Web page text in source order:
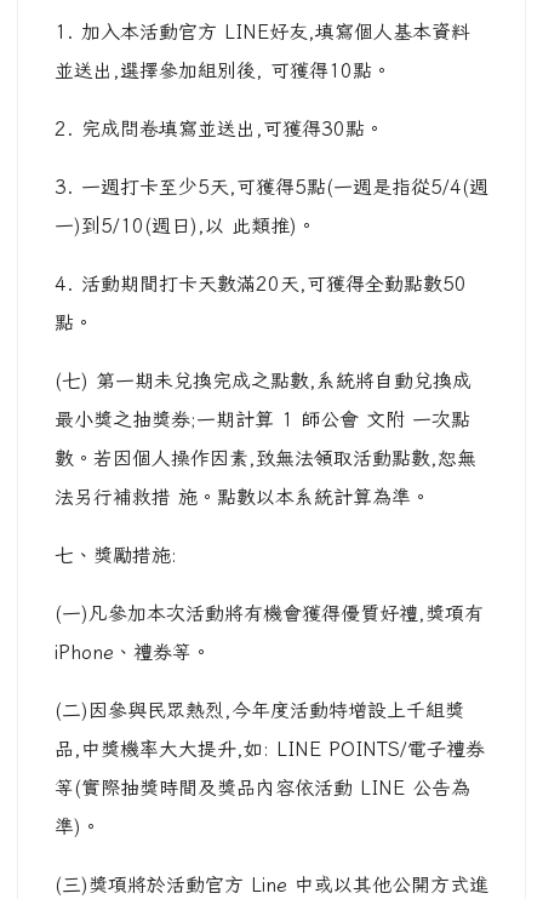
1. 加入本活動官方 LINE好友,填寫個人基本資料
並送出,選擇參加組別後, 可獲得10點。
2. 完成問卷填寫並送出,可獲得30點。
3. 一週打卡至少5天,可獲得5點(一週是指從5/4(週
一)到5/10(週日),以 此類推)。
4. 活動期間打卡天數滿20天,可獲得全勤點數50
點。
(七) 第一期未兌換完成之點數,系統將自動兌換成
最小獎之抽獎券;一期計算 1 師公會 文附 一次點
數。若因個人操作因素,致無法領取活動點數,恕無
法另行補救措 施。點數以本系統計算為準。
七、獎勵措施:
(一)凡參加本次活動將有機會獲得優質好禮,獎項有
iPhone、禮券等。
(二)因參與民眾熱烈,今年度活動特增設上千組獎
品,中獎機率大大提升,如: LINE POINTS/電子禮券
等(實際抽獎時間及獎品內容依活動 LINE 公告為
準)。
(三)獎項將於活動官方 Line 中或以其他公開方式進